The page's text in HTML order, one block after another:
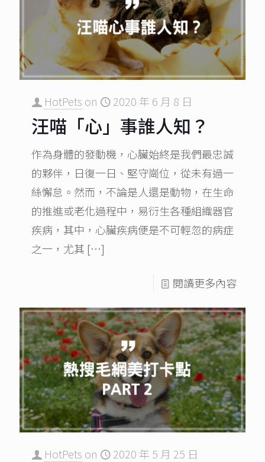
HotPets on 2020 年 6 月 8 日
汪喵「心」事誰人知？
作為身體的發動機，心臟始終是我們最忠誠
的夥伴，日復一日、堅守崗位，從未有過一
絲懈怠。然而，不論是人還是動物，在生命
的推進或老化過程中，易衍生各種組織器官
疾病，其中，心臟疾病便是不可輕忽的病症
之一，尤其 […]
閱讀更多內容
HotPets on 2020 年 5 月 25 日